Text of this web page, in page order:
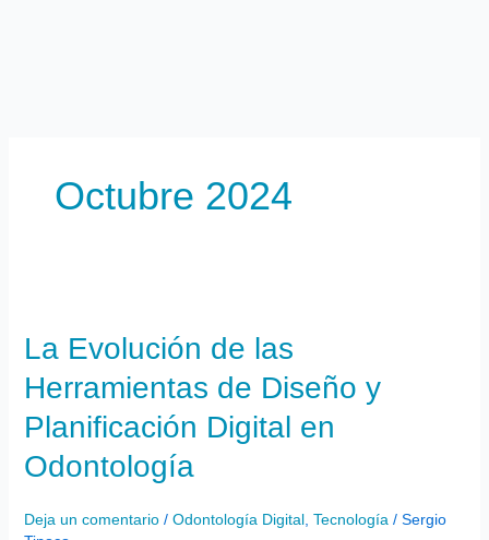
Octubre 2024
La Evolución de las
Herramientas de Diseño y
Planificación Digital en
Odontología
Deja un comentario / Odontología Digital, Tecnología / Sergio
de
Herramientas
de
Diseño
y
Digital